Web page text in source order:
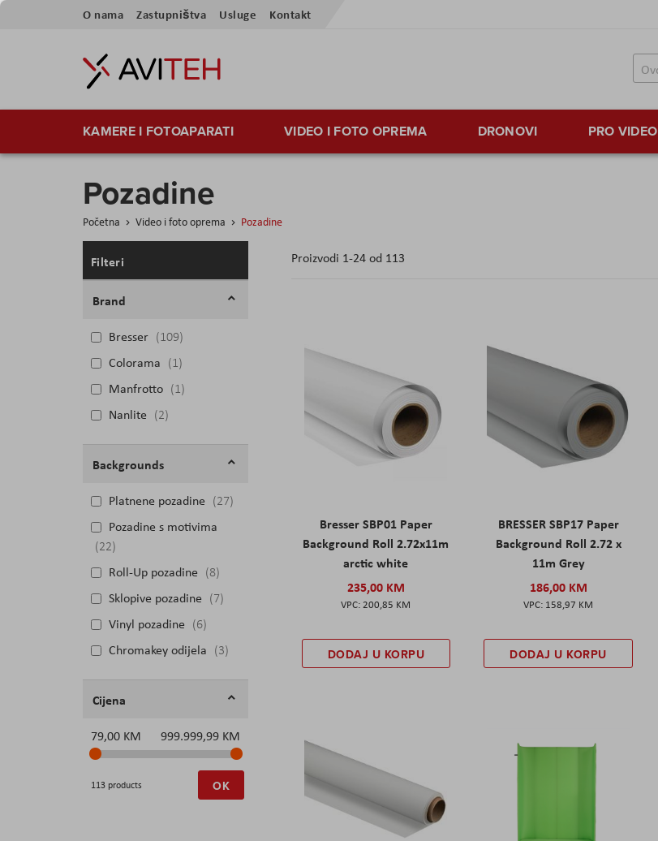
Preskoči
sadržaj
O nama Zastupništva Usluge Kontakt
KAMERE I FOTOAPARATI VIDEO I FOTO OPREMA DRONOVI PRO VIDEO
Pozadine
Početna Video i foto oprema Pozadine
Proizvodi 1-24od 113
Bresser SBP01 Paper
Background Roll 2.72x11m
arctic white
235,00 KM
200,85 KM
DODAJ U KORPU
BRESSER SBP17 Paper
Background Roll 2.72 x
11m Grey
186,00 KM
158,97 KM
DODAJ U KORPU
Filteri
Brand
Bresser 109
Colorama 1
Manfrotto 1
Nanlite 2
Backgrounds
Platnene pozadine 27
Pozadine s motivima
22
Roll-Up pozadine 8
Sklopive pozadine 7
Vinyl pozadine 6
Chromakey odijela 3
Cijena
79,00 KM 999.999,99 KM
113 products OK